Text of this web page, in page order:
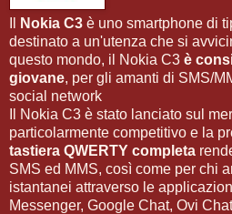
Nokia C3 è uno smartphone di
destinato a un'utenza che si
questo mondo, il Nokia C3 è
giovane, per gli amanti di SMS/
social network
Il Nokia C3 è stato lanciato sul
particolarmente competitivo e la
tastiera QWERTY completa
SMS ed MMS, così come per chi
istantanei attraverso le
Messenger, Google Chat, Ovi